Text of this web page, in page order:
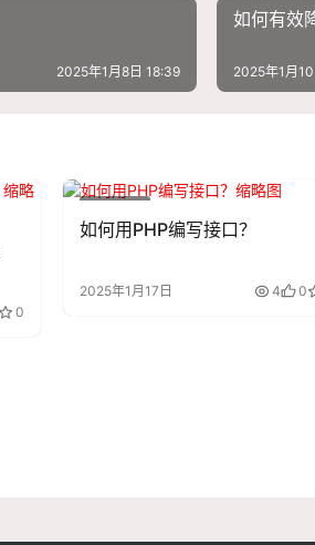
2025年1月8日 18:39
如何有效
2025年1月
0
如何用PHP编写接口？
2025年1月17日 4 0